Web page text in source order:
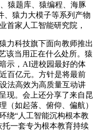
猿题库、猿编程、海豚
、猿力大模子等系列产物
首家人工智能研究院，
科技旗下面向教师推出
该当用正在什么处所。猿
示，AI进校园最好的体
百亿元。方针是将最前
法高效为高质量互动讲
现。会上还分享了来自昆
（如起落、俯仰、偏航）
绕“人工智能沉构根本教
一套专为根本教育持续